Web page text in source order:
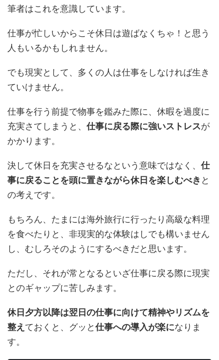
筆者はこれを意識しています。
仕事が忙しいからこそ休日は遊ばなくちゃ！と思う
人もいるかもしれません。
でも現実として、多くの人は仕事をしなければ生き
ていけません。
仕事を行う前提で物事を鑑みた際に、休暇を過度に
充実さてしまうと、 仕事に戻る際に強いストレスが
かかります。
決して休日を充実させるなという意味ではなく、 仕
事に戻ることを頭に置きながら休日を楽しむべき と
の考えです。
もちろん、たまには海外旅行に行ったり高級な料理
を食べたりと、非現実的な体験はしでも構いません
し、むしろそのようにするべきだと思います。
ただし、それが常となるといざ仕事に戻る際に現実
とのギャップに苦しみます。
休日夕方以降は翌日の仕事に向けて精神やリズムを
整え ておくと、グッと仕事への導入が楽になりま
す。